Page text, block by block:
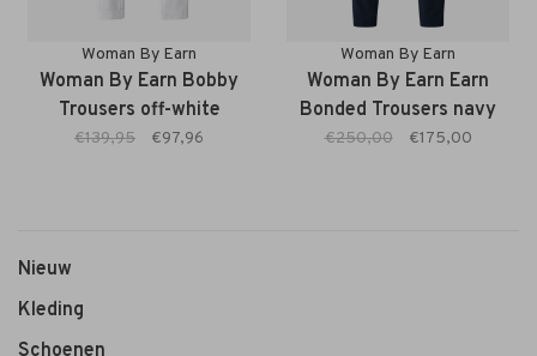
Woman By Earn
Woman By Earn Bobby
Trousers off-white
€139,95 €97,96
Woman By Earn
Woman By Earn Earn
Bonded Trousers navy
€250,00 €175,00
Nieuw
Kleding